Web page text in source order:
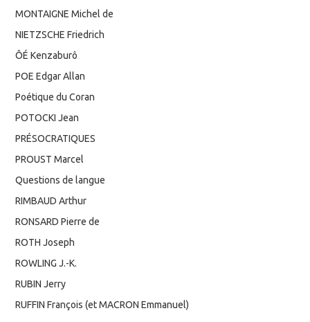
MONTAIGNE Michel de
NIETZSCHE Friedrich
ÔÉ Kenzaburô
POE Edgar Allan
Poétique du Coran
POTOCKI Jean
PRÉSOCRATIQUES
PROUST Marcel
Questions de langue
RIMBAUD Arthur
RONSARD Pierre de
ROTH Joseph
ROWLING J.-K.
RUBIN Jerry
RUFFIN François (et MACRON Emmanuel)